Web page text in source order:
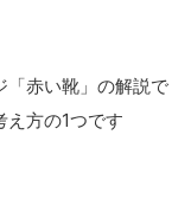
「赤い靴」の解説で
え方の1つです